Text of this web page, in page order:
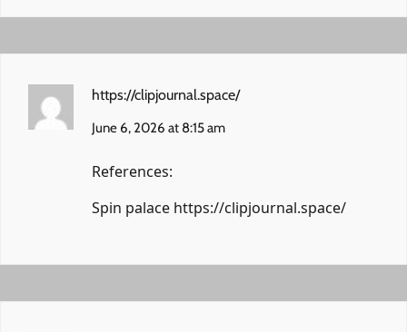
https://clipjournal.space/
June 6, 2026 at 8:15 am
References:
Spin palace https://clipjournal.space/